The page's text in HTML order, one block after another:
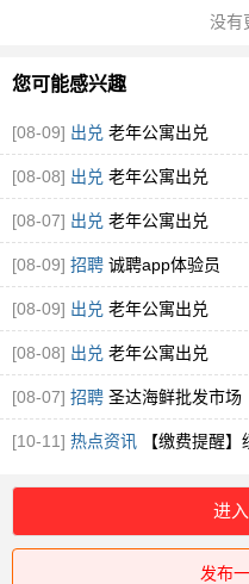
没有
您可能感兴趣
[08-09] 出兑 老年公寓出兑
[08-08] 出兑 老年公寓出兑
[08-07] 出兑 老年公寓出兑
[08-09] 招聘 诚聘app体验员
[08-09] 出兑 老年公寓出兑
[08-08] 出兑 老年公寓出兑
[08-07] 招聘 圣达海鲜批发市场
[10-11] 热点资讯 【缴费提醒
费提醒！
进
发布